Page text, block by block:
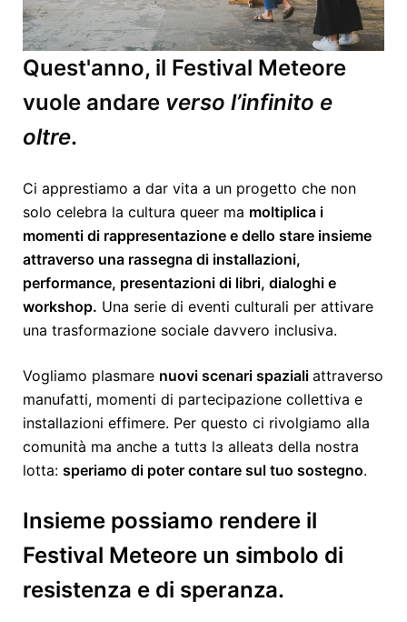
Quest'anno, il Festival Meteore
vuole andare verso l’infinito e
oltre.
Ci apprestiamo a dar vita a un progetto che non
solo celebra la cultura queer ma moltiplica i
momenti di rappresentazione e dello stare insieme
attraverso una rassegna di installazioni,
performance, presentazioni di libri, dialoghi e
workshop. Una serie di eventi culturali per attivare
una trasformazione sociale davvero inclusiva.
Vogliamo plasmare nuovi scenari spaziali attraverso
manufatti, momenti di partecipazione collettiva e
installazioni effimere. Per questo ci rivolgiamo alla
comunità ma anche a tuttɜ lɜ alleatɜ della nostra
lotta: speriamo di poter contare sul tuo sostegno.
Insieme possiamo rendere il
Festival Meteore un simbolo di
resistenza e di speranza.